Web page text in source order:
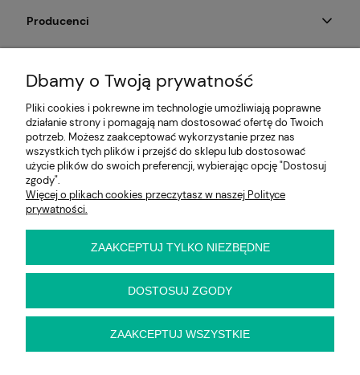
Producenci
Na skróty
Informacje
E-KRZESŁO
Biuro handlowe (bez ekspozycji). Prosimy o wcześniejszy
kontakt przed wizytą
ul. Cynamonowa 2,
woj. dolnośląskie
22 22 82 046,
biuro@e-krzeslo.com.pl
Dbamy o Twoją prywatność
Pliki cookies i pokrewne im technologie umożliwiają poprawne
działanie strony i pomagają nam dostosować ofertę do Twoich
potrzeb. Możesz zaakceptować wykorzystanie przez nas
wszystkich tych plików i przejść do sklepu lub dostosować
użycie plików do swoich preferencji, wybierając opcję "Dostosuj
zgody".
Więcej o plikach cookies przeczytasz w naszej Polityce
prywatności.
ZAAKCEPTUJ TYLKO NIEZBĘDNE
DOSTOSUJ ZGODY
ZAAKCEPTUJ WSZYSTKIE